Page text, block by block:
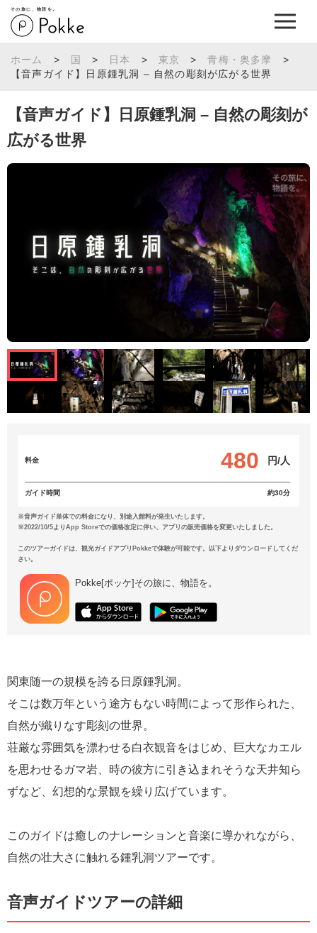
その旅に、物語を。
ホーム > 国 > 日本 > 東京 > 青梅・奥多摩
>
【音声ガイド】日原鍾乳洞 – 自然の彫刻が広がる世界
【音声ガイド】日原鍾乳洞 – 自然の彫刻が
広がる世界
料金 480 円/人
ガイド時間 約30分
※音声ガイド単体での料金になり、別途入館料が発生いたします。
※2022/10/5よりApp Storeでの価格改定に伴い、アプリの販売価格を変更いたしました。
このツアーガイドは、観光ガイドアプリPokkeで体験が可能です。以下よりダウンロードしてくだ
さい。
Pokke[ポッケ]その旅に、物語を。
関東随一の規模を誇る日原鍾乳洞。
そこは数万年という途方もない時間によって形作られた、
自然が織りなす彫刻の世界。
荘厳な雰囲気を漂わせる白衣観音をはじめ、巨大なカエル
を思わせるガマ岩、時の彼方に引き込まれそうな天井知ら
ずなど、幻想的な景観を繰り広げています。
このガイドは癒しのナレーションと音楽に導かれながら、
自然の壮大さに触れる鍾乳洞ツアーです。
音声ガイドツアーの詳細